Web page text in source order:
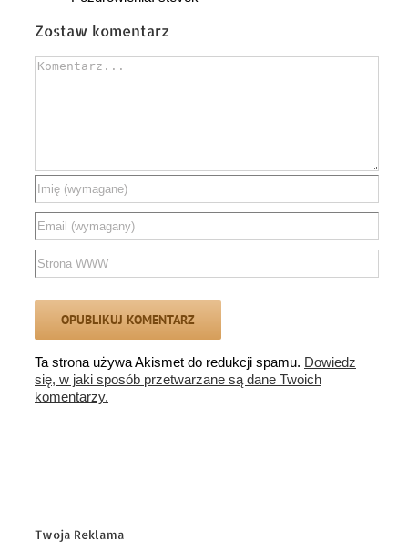
Zostaw komentarz
Comment
Ta strona używa Akismet do redukcji spamu. Dowiedz
się, w jaki sposób przetwarzane są dane Twoich
komentarzy.
Twoja Reklama